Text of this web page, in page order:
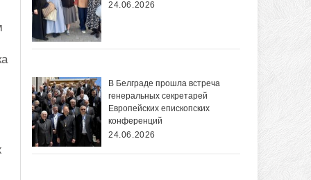
24.06.2026
В Белграде прошла встреча
генеральных секретарей
Европейских епископских
конференций
24.06.2026